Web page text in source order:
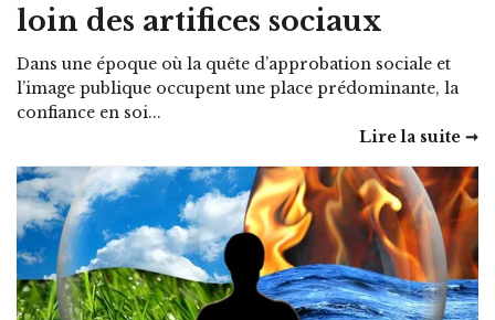
loin des artifices sociaux
Dans une époque où la quête d’approbation sociale et
l’image publique occupent une place prédominante, la
confiance en soi...
Lire la suite ➞